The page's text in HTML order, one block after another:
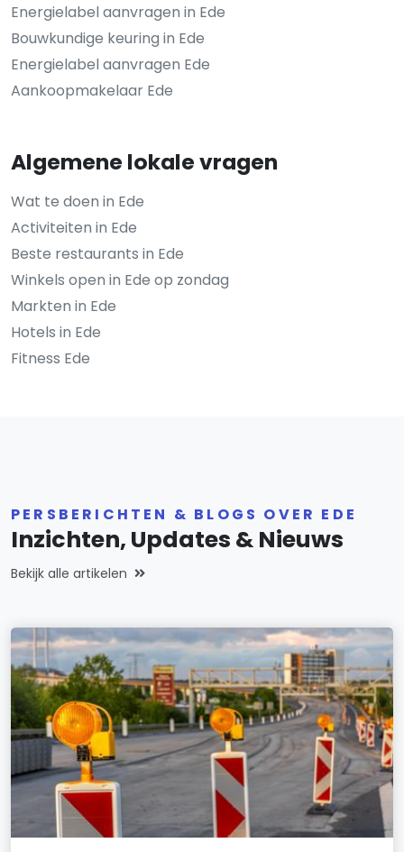
Energielabel aanvragen in Ede
Bouwkundige keuring in Ede
Energielabel aanvragen Ede
Aankoopmakelaar Ede
Algemene lokale vragen
Wat te doen in Ede
Activiteiten in Ede
Beste restaurants in Ede
Winkels open in Ede op zondag
Markten in Ede
Hotels in Ede
Fitness Ede
PERSBERICHTEN & BLOGS OVER EDE
Inzichten, Updates & Nieuws
Bekijk alle artikelen